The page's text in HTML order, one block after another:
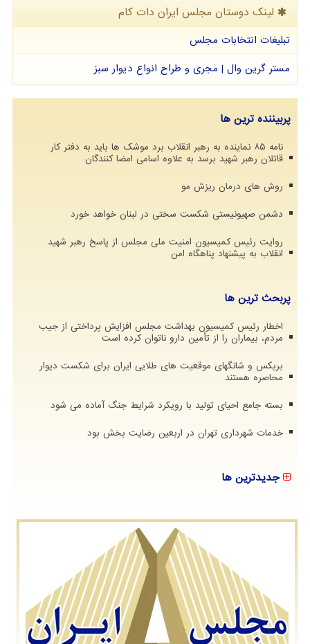
لینک دوستان مجلس ایران دات كام
تبلیغات انتخابات مجلس
مستر گرین وال | مجری و طراح انواع دیوار سبز
پربیننده ترین ها
نامه ۸۵ نماینده به رهبر انقلاب برد موشک ها باید به دفتر کار
قاتلان رهبر شهید برسد به علاوه اسامی امضا کنندگان
روش های درمان ریزش مو
دشمن صهیونیستی شکست سختی در لبنان خواهد خورد
روایت رئیس کمیسیون امنیت ملی مجلس از پاسخ رهبر شهید
انقلاب به پیشنهاد پناهگاه امن
پربحث ترین ها
اخطار رئیس کمیسیون بهداشت مجلس افزایش پرداختی از جیب
مردم، بیماران را از تأمین دارو ناتوان کرده است
بریکس و شانگهای موقعیت های طلایی ایران برای شکست دیوار
محاصره هستند
بسته جامع احیای تولید با رویکرد شرایط جنگ آماده می شود
خدمات شهرداری تهران در اربعین رضایت بخش بود
جدیدترین ها